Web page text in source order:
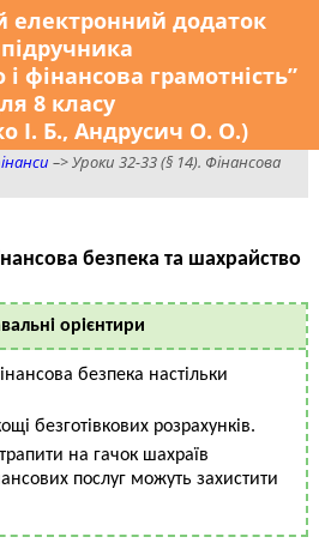
електронний додаток
фінансова грамотність”
8 класу
І. Б., Андрусич О. О.)
–> Уроки 32-33 (§ 14). Фінансова
безпека та шахрайство
орієнтири
безпека настільки
безготівкових розрахунків.
на гачок шахраїв
послуг можуть захистити